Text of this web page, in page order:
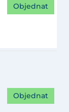
Objednat
Objednat